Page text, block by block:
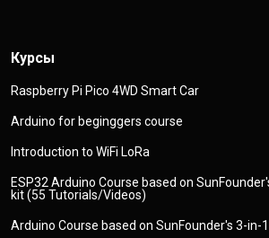
Курсы
Raspberry Pi Pico 4WD Smart Car
Arduino for beginggers course
Introduction to WiFi LoRa
ESP32 Arduino Course based on
kit (55 Tutorials/Videos)
Arduino Course based on SunFounder's 3-in-